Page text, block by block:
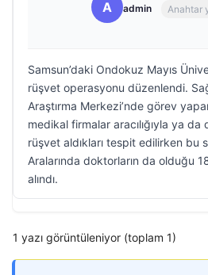
A admin Anahtar
Samsun’daki Ondokuz Mayıs
rüşvet operasyonu düzenlendi.
Araştırma Merkezi’nde görev
medikal firmalar aracılığıyla ya
rüşvet aldıkları tespit edilirken bu
Aralarında doktorların da olduğu
alındı.
1 yazı görüntüleniyor (toplam 1)